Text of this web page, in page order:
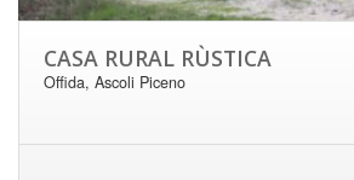
CASA RURAL RÙSTICA
Offida, Ascoli Piceno